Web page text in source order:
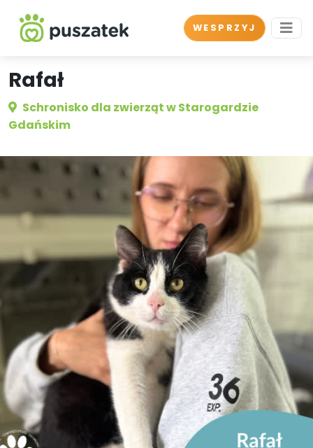
WESPRZYJ
Rafał
Schronisko dla zwierząt w Starogardzie
Gdańskim